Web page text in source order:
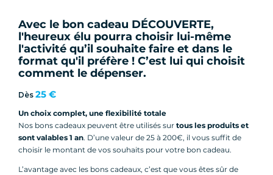
Avec le bon cadeau DÉCOUVERTE,
l'heureux élu pourra choisir lui-même
l'activité qu’il souhaite faire et dans le
format qu'il préfère ! C’est lui qui choisit
comment le dépenser.
Dès 25 €
Un choix complet, une flexibilité totale
Nos bons cadeaux peuvent être utilisés sur tous les produits et
sont valables 1 an. D’une valeur de 25 à 200€, il vous suffit de
choisir le montant de vos souhaits pour votre bon cadeau.
L’avantage avec les bons cadeaux, c’est que vous êtes sûr de